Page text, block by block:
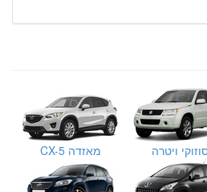
ויטרה מאזדה CX-5